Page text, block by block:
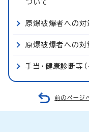
ついて
原爆被爆者への対
原爆被爆者への対
手当・健康診断等
前のページ